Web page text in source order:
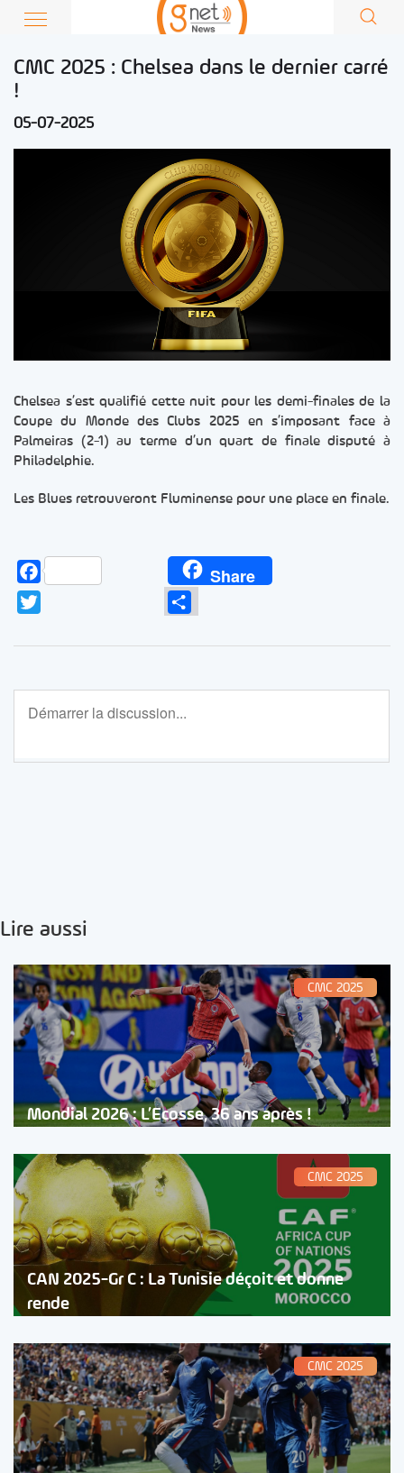
CMC 2025 : Chelsea dans le dernier carré
!
05-07-2025
Chelsea s’est qualifié cette nuit pour les demi-finales de la
Coupe du Monde des Clubs 2025 en s’imposant face à
Palmeiras (2-1) au terme d’un quart de finale disputé à
Philadelphie.
Les Blues retrouveront Fluminense pour une place en finale.
Facebook Share
Lire aussi
CMC 2025
Mondial 2026 : L’Ecosse, 36 ans après !
CMC 2025
CAN 2025-Gr C : La Tunisie déçoit et donne
rende
CMC 2025